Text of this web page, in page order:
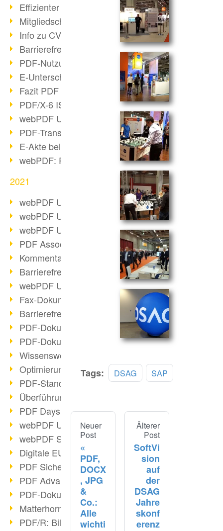
Effizienter Dokumenten Workflow
Mitgliedschaft PDF Association
Info zu CVE-2022-22965
Barrierefreiheit mehr als Inklusion
PDF-Nutzung durch Pandemie
E-Unterschriften für Verwaltung
Fazit PDF Days 2021
PDF/X-6 ISO-Norm
webPDF Update 8.0.0.2393
PDF-Transparenz beim PDF-Format
E-Akte bei Behörden
webPDF: PDF-Anhänge verwalten
2021
webPDF Update 8.0.0.2376
webPDF Update 8.0.0.2374
webPDF Update 8.0.0.2372
PDF Association 2021 Entwicklungen
Kommentare im PDF einfügen
Barrierefreie PDF-Dokumente (3/3)
webPDF Update 8.0.0.2338
Fax-Dokumente in Workflow
Barrierefreie PDF-Dokumente (2/3)
PDF-Dokumente mit OCR optimieren
PDF-Dokumente barrierefrei?
Wissenswertes über E-Signatur
Optimierung des PDF-Formats
PDF-Standards im Überblick
Überführung PDF/A in Archivsystem
PDF Days Europe 2021
webPDF Update 8.0.0.2282
webPDF Statistik-Auswertungen
Digitale EU COVID-Zertifikate
PDF Sicherheitseinstellungen
PDF Advanced Electronic Signature
PDF-Dokumente neu organisieren
Matterhorn Protokoll 1.1 verfügbar
PDF/R: Bildformat der Zukunft
Tags: DSAG SAP
Neuer
Post
PDF,
DOCX
, JPG
&
Co.:
Alle
wichti
Älterer
Post
SoftVi
sion
auf
der
DSAG
Jahre
skonf
erenz